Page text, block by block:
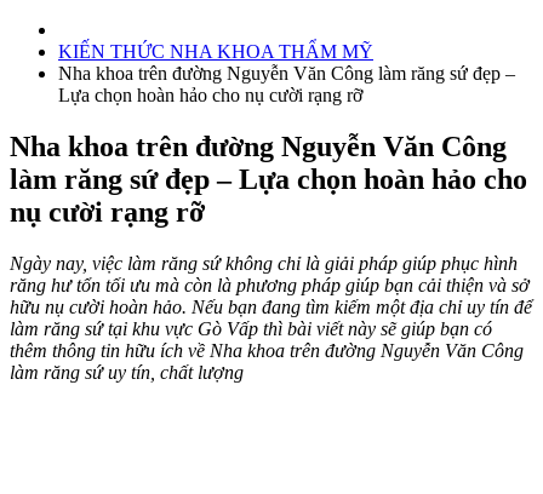
KIẾN THỨC NHA KHOA THẨM MỸ
Nha khoa trên đường Nguyễn Văn Công làm răng sứ đẹp –
Lựa chọn hoàn hảo cho nụ cười rạng rỡ
Nha khoa trên đường Nguyễn Văn Công
làm răng sứ đẹp – Lựa chọn hoàn hảo cho
nụ cười rạng rỡ
Ngày nay, việc làm răng sứ không chỉ là giải pháp giúp phục hình
răng hư tổn tối ưu mà còn là phương pháp giúp bạn cải thiện và sở
hữu nụ cười hoàn hảo. Nếu bạn đang tìm kiếm một địa chỉ uy tín để
làm răng sứ tại khu vực Gò Vấp thì bài viết này sẽ giúp bạn có
thêm thông tin hữu ích về Nha khoa trên đường Nguyễn Văn Công
làm răng sứ uy tín, chất lượng